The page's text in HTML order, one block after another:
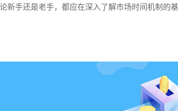
新手还是老手，都应在深入了解市场时间机制的